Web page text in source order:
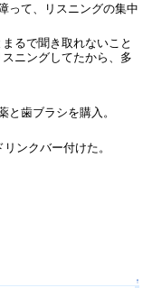
って、リスニングの集中
るで聞き取れないこと
ニングしてたから、多
と歯ブラシを購入。
ンクバー付けた。
↑